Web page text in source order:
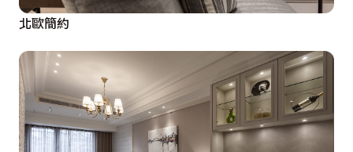
北歐簡約